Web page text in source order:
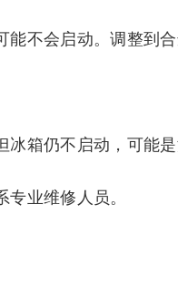
不会启动。调整到合
箱仍不启动，可能是
业维修人员。